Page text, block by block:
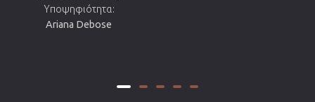
Υποψηφιότητα:
Ariana Debose